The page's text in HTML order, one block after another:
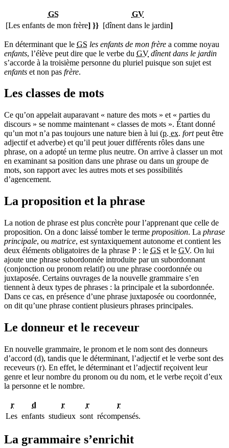
GS
GV
[Les enfants de mon frère] }} [dînent dans le jardin]
En déterminant que le GS les enfants de mon frère a comme noyau
enfants, l’élève peut dire que le verbe du GV dînent dans le jardin
s’accorde à la troisième personne du pluriel puisque son sujet est
enfants et non pas frère.
Les classes de mots
Ce qu’on appelait auparavant « nature des mots » et « parties du
discours » se nomme maintenant « classes de mots ». Étant donné
qu’un mot n’a pas toujours une nature bien à lui (p. ex. fortpeut être
adjectif et adverbe) et qu’il peut jouer différents rôles dans une
phrase, on a adopté un terme plus neutre. On arrive à classer un mot
en examinant sa position dans une phrase ou dans un groupe de
mots, son rapport avec les autres mots et ses possibilités
d’agencement.
La proposition et la phrase
La notion de phrase est plus concrète pour l’apprenant que celle de
proposition. On a donc laissé tomber le terme proposition. La phrase
principale, ou matrice, est syntaxiquement autonome et contient les
deux éléments obligatoires de la phrase P : le GS et le GV. On lui
ajoute une phrase subordonnée introduite par un subordonnant
(conjonction ou pronom relatif) ou une phrase coordonnée ou
juxtaposée. Certains ouvrages de la nouvelle grammaire s’en
tiennent à deux types de phrases : la principale et la subordonnée.
Dans ce cas, en présence d’une phrase juxtaposée ou coordonnée,
on dit qu’une phrase contient plusieurs phrases principales.
Le donneur et le receveur
En nouvelle grammaire, le pronom et le nom sont des donneurs
d’accord (d), tandis que le déterminant, l’adjectif et le verbe sont des
receveurs (r). En effet, le déterminant et l’adjectif reçoivent leur
genre et leur nombre du pronom ou du nom, et le verbe reçoit d’eux
la personne et le nombre.
r d r r
r
Les enfants studieux sont récompensés.
La grammaire s’enrichit